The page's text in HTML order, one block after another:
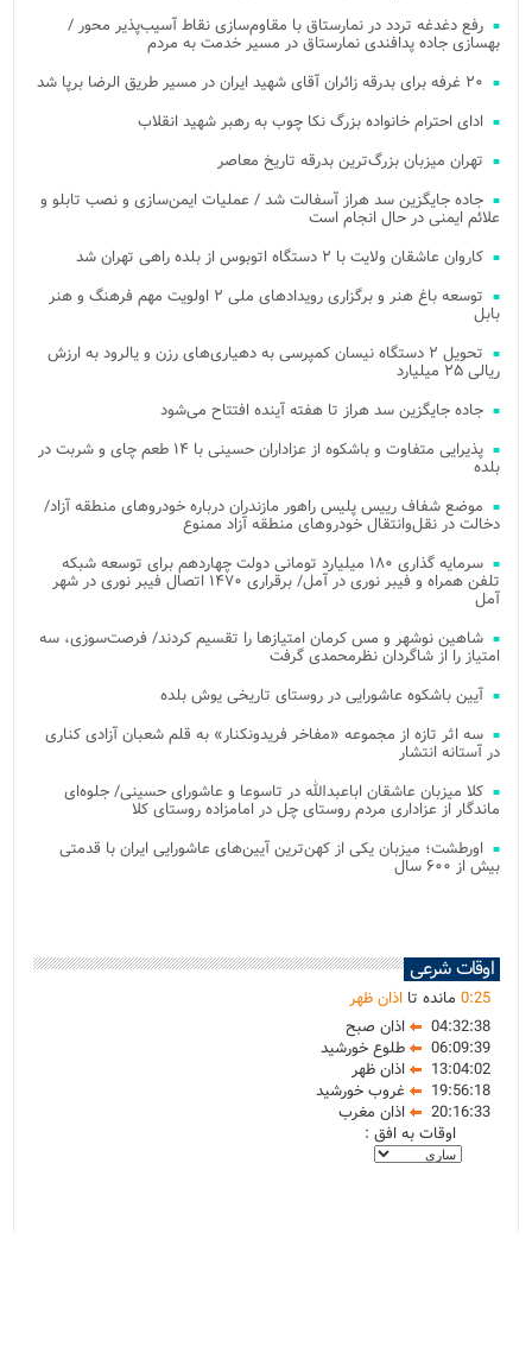
رفع دغدغه تردد در نمارستاق با مقاوم‌سازی نقاط آسیب‌پذیر محور /
بهسازی جاده پدافندی نمارستاق در مسیر خدمت به مردم
۲۰ غرفه برای بدرقه زائران آقای شهید ایران در مسیر طریق الرضا برپا شد
ادای احترام خانواده بزرگ نکا چوب به رهبر شهید انقلاب
تهران میزبان بزرگ‌ترین بدرقه تاریخ معاصر
جاده جایگزین سد هراز آسفالت شد / عملیات ایمن‌سازی و نصب تابلو و
علائم ایمنی در حال انجام است
کاروان عاشقان ولایت با ۲ دستگاه اتوبوس از بلده راهی تهران شد
توسعه باغ هنر و برگزاری رویدادهای ملی ۲ اولویت مهم فرهنگ و هنر
بابل
تحویل ۲ دستگاه نیسان کمپرسی به دهیاری‌های رزن و یالرود به ارزش
ریالی ۲۵ میلیارد
جاده جایگزین سد هراز تا هفته آینده افتتاح می‌شود
پذیرایی متفاوت و باشکوه از عزاداران حسینی با ۱۴ طعم چای و شربت در
بلده
موضع شفاف رییس پلیس راهور مازندران درباره خودروهای منطقه آزاد/
دخالت در نقل‌وانتقال خودروهای منطقه آزاد ممنوع
سرمایه گذاری ۱۸۰ میلیارد تومانی دولت چهاردهم برای توسعه شبکه
تلفن همراه و فیبر نوری در آمل/ برقراری ۱۴۷۰ اتصال فیبر نوری در شهر
آمل
شاهین نوشهر و مس کرمان امتیازها را تقسیم کردند/ فرصت‌سوزی، سه
امتیاز را از شاگردان نظرمحمدی گرفت
آیین باشکوه عاشورایی در روستای تاریخی یوش بلده
سه اثر تازه از مجموعه «مفاخر فریدونکنار» به قلم شعبان آزادی کناری
در آستانه انتشار
کلا میزبان عاشقان اباعبدالله در تاسوعا و عاشورای حسینی/ جلوه‌ای
ماندگار از عزاداری مردم روستای چل در امامزاده روستای کلا
اورطشت؛ میزبان یکی از کهن‌ترین آیین‌های عاشورایی ایران با قدمتی
بیش از ۶۰۰ سال
اوقات شرعی
0:25 مانده تااذان ظهر
04:32:38
اذان صبح
06:09:39
طلوع خورشید
13:04:02
اذان ظهر
19:56:18
غروب خورشید
20:16:33
اذان مغرب
اوقات به افق :